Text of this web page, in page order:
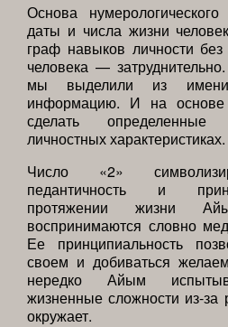
Основа
даты и числа жизни
граф навыков личности
человека —
мы выделили из
информацию. И на
сделать
личностных характеристиках.
Число «2»
педантичность и
протяжении жизни
воспринимаются словно
Ее принципиальность
своем и добиваться
нередко Айым
жизненные сложности из-за
окружает.